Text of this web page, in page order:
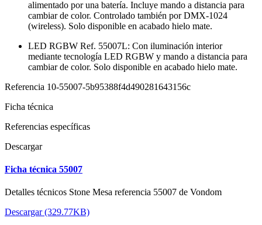
alimentado por una batería. Incluye mando a distancia para
cambiar de color. Controlado también por DMX-1024
(wireless). Solo disponible en acabado hielo mate.
LED RGBW Ref. 55007L: Con iluminación interior
mediante tecnología LED RGBW y mando a distancia para
cambiar de color. Solo disponible en acabado hielo mate.
Referencia 10-55007-5b95388f4d490281643156c
Ficha técnica
Referencias específicas
Descargar
Ficha técnica 55007
Detalles técnicos Stone Mesa referencia 55007 de Vondom
Descargar (329.77KB)